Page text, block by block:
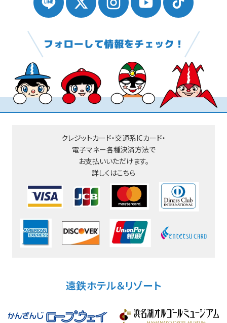
クレジットカード・交通系ICカード・
電子マネー各種決済方法で
お支払いいただけます。
詳しくはこちら
遠鉄ホテル＆リゾート